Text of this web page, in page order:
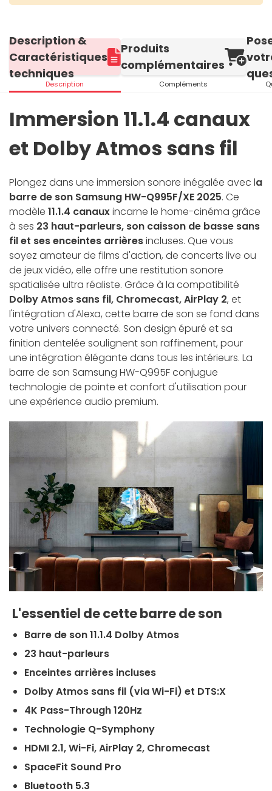
Description &
Caractéristiques
techniques
Description
Produits
complémentaires
Compléments
Immersion 11.1.4 canaux
et Dolby Atmos sans fil
Plongez dans une immersion sonore inégalée avec la
barre de son Samsung HW-Q995F/XE 2025. Ce
modèle 11.1.4 canauxincarne le home-cinéma grâce
à ses 23 haut-parleurs, son caisson de basse sans
fil et ses enceintes arrièresincluses. Que vous
soyez amateur de films d'action, de concerts live ou
de jeux vidéo, elle offre une restitution sonore
spatialisée ultra réaliste. Grâce à la compatibilité
Dolby Atmos sans fil, Chromecast, AirPlay 2, et
l'intégration d'Alexa, cette barre de son se fond dans
votre univers connecté. Son design épuré et sa
finition dentelée soulignent son raffinement, pour
une intégration élégante dans tous les intérieurs. La
barre de son Samsung HW-Q995F conjugue
technologie de pointe et confort d'utilisation pour
une expérience audio premium.
L'essentiel de cette barre de son
Barre de son 11.1.4 Dolby Atmos
23 haut-parleurs
Enceintes arrières incluses
Dolby Atmos sans fil (via Wi-Fi) et DTS:X
4K Pass-Through 120Hz
Technologie Q-Symphony
HDMI 2.1, Wi-Fi, AirPlay 2, Chromecast
SpaceFit Sound Pro
Bluetooth 5.3